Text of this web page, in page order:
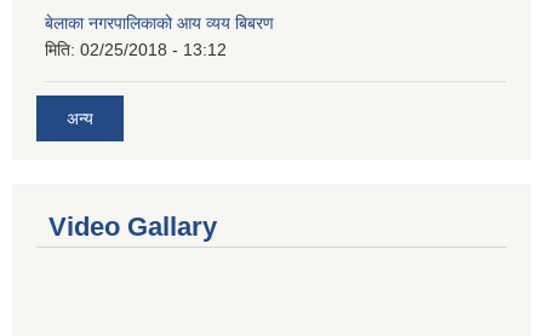
बेलाका नगरपालिकाको आय व्यय बिबरण
मिति: 02/25/2018 - 13:12
अन्य
Video Gallary